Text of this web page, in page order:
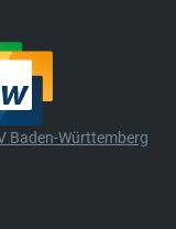
Baden-Württemberg